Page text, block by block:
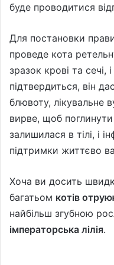
буде проводитися
Для постановки
проведе кота
зразок крові та сечі,
підтвердиться, він
блювоту, лікувальне
вирве, щоб
залишилася в тілі, і
підтримки життєво
Хоча ви досить
багатьом котів
найбільш згубною
імператорська лілія.